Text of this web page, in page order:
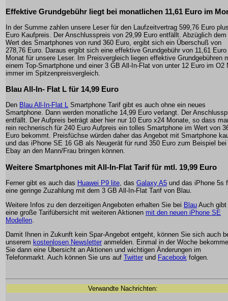
Effektive Grundgebühr liegt bei monatlichen 11,61 Euro im
In der Summe zahlen unsere Leser für den Laufzeitvertrag 599,76 Euro
Euro Kaufpreis. Der Anschlusspreis von 29,99 Euro entfällt. Abzüglich dem
Wert des Smartphones von rund 360 Euro, ergibt sich ein Überschuß von
278,76 Euro. Daraus ergibt sich eine effektive Grundgebühr von 11,61
Monat für unsere Leser. Im Preisvergleich liegen effektive Grundgebühren
einem Top-Smartphone und einer 3 GB All-In-Flat von unter 12 Euro im O2
immer im Spitzenpreisvergleich.
Blau All-In- Flat L für 14,99 Euro
Den Blau All-In-Flat L Smartphone Tarif gibt es auch ohne ein neues
Smartphone. Dann werden monatliche 14,99 Euro verlangt. Der
entfällt. Der Aufpreis beträgt aber hier nur 10 Euro x24 Monate, so dass
rein rechnerisch für 240 Euro Aufpreis ein tolles Smartphone im Wert von
Euro bekommt. Preisfüchse würden daher das Angebot mit Smartphone
und das iPhone SE 16 GB als Neugerät für rund 350 Euro zum Beispiel bei
Ebay an den Mann/Frau bringen können.
Weitere Smartphones mit All-In-Flat Tarif für mtl. 19,99 Euro
Ferner gibt es auch das Huawei P9 lite , das Galaxy A5 und das iPhone 5s
eine geringe Zuzahlung mit dem 3 GB All-In-Flat Tarif von Blau.
Weitere Infos zu den derzeitigen Angeboten erhalten Sie bei Blau Auch gibt
eine große Tarifübersicht mit weiteren Aktionen mit den neuen iPhone SE
Modellen
Damit Ihnen in Zukunft kein Spar-Angebot entgeht, können Sie sich auch
unserem kostenlosen Newsletter anmelden. Einmal in der Woche
Sie dann eine Übersicht an Aktionen und wichtigen Änderungen im
Telefonmarkt. Auch können Sie uns auf Twitter und Facebook folgen.
Verwandte Nachrichten: